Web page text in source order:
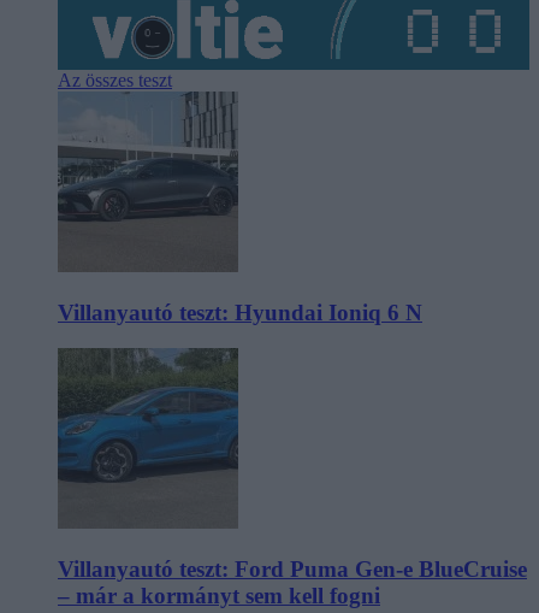
Az összes teszt
Villanyautó teszt: Hyundai Ioniq 6 N
Villanyautó teszt: Ford Puma Gen-e BlueCruise
– már a kormányt sem kell fogni